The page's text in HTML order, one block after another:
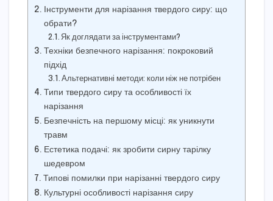
Інструменти для нарізання твердого сиру: що
обрати?
Як доглядати за інструментами?
Техніки безпечного нарізання: покроковий
підхід
Альтернативні методи: коли ніж не потрібен
Типи твердого сиру та особливості їх
нарізання
Безпечність на першому місці: як уникнути
травм
Естетика подачі: як зробити сирну тарілку
шедевром
Типові помилки при нарізанні твердого сиру
Культурні особливості нарізання сиру